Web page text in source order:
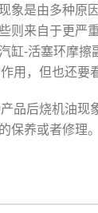
象是由多种原
则来自于更严
缸-活塞环摩擦
用，但也还要
品后烧机油现
保养或者修理。